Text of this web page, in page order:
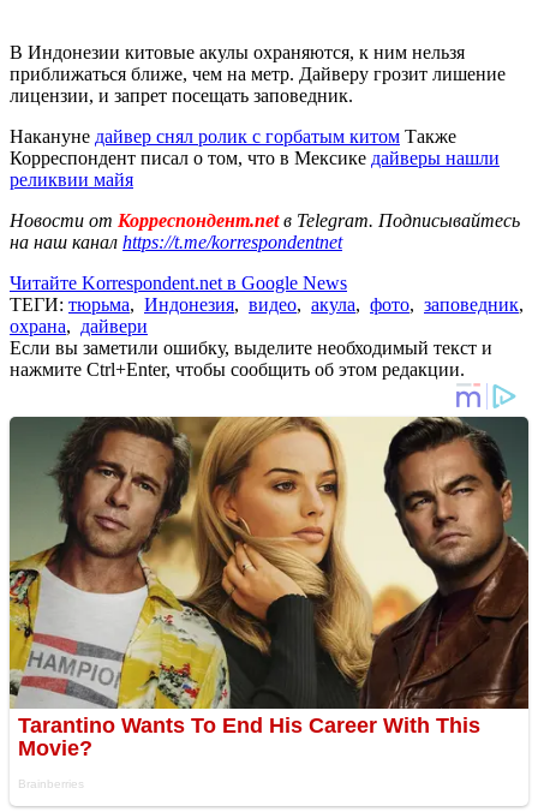
В Индонезии китовые акулы охраняются, к ним нельзя
приближаться ближе, чем на метр. Дайверу грозит лишение
лицензии, и запрет посещать заповедник.
Накануне дайвер снял ролик с горбатым китом Также
Корреспондент писал о том, что в Мексике дайверы нашли
реликвии майя
Новости от Корреспондент.netв Telegram. Подписывайтесь
на наш канал https://t.me/korrespondentnet
Читайте Korrespondent.net в Google News
ТЕГИ: тюрьма, Индонезия, видео, акула, фото, заповедник,
охрана, дайвери
Если вы заметили ошибку, выделите необходимый текст и
нажмите Ctrl+Enter, чтобы сообщить об этом редакции.